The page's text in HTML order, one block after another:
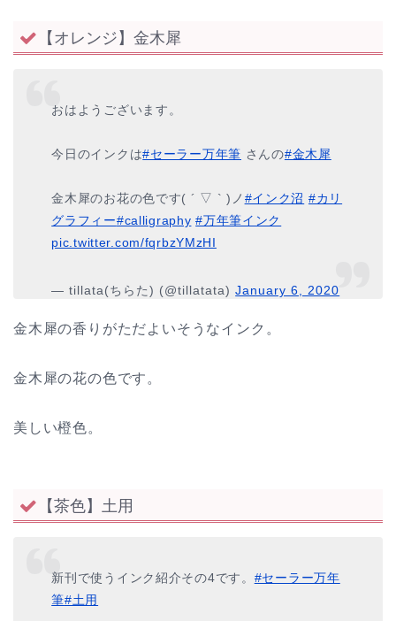
【オレンジ】金木犀
おはようございます。
今日のインクは#セーラー万年筆 さんの#金木犀
金木犀のお花の色です( ´ ▽ ` )ノ #インク沼 #カリ
グラフィー#calligraphy #万年筆インク
pic.twitter.com/fqrbzYMzHI
— tillata(ちらた) (@tillatata)January 6, 2020
金木犀の香りがただよいそうなインク。
金木犀の花の色です。
美しい橙色。
【茶色】土用
新刊で使うインク紹介その4です。 #セーラー万年
筆#土用